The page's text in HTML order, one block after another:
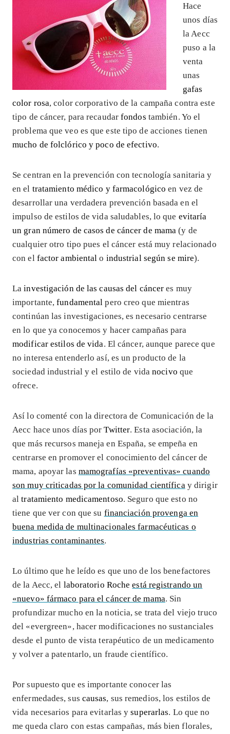
Hace
unos días
la Aecc
puso a la
venta
unas
gafas
color rosa, color corporativo de la campaña contra este
tipo de cáncer, para recaudarfondos también. Yo el
problema que veo es que este tipo de acciones tienen
mucho de folclórico y poco de efectivo.
Se centran en la prevención con tecnología sanitaria y
en el tratamiento médico y farmacológico en vez de
desarrollar una verdadera prevención basada en el
impulso de estilos de vida saludables, lo que evitaría
un gran número de casos de cáncer de mama (y de
cualquier otro tipo pues el cáncer está muy relacionado
con el factor ambiental o industrial según se mire).
Lainvestigación de las causas del cáncer es muy
importante,fundamental pero creo que mientras
continúan las investigaciones, es necesario centrarse
en lo que ya conocemos y hacer campañas para
modificar estilos de vida. El cáncer, aunque parece que
no interesa entenderlo así, es un producto de la
sociedad industrial y el estilo de vidanocivo que
ofrece.
Así lo comenté con la directora de Comunicación de la
Aecc hace unos días porTwitter. Esta asociación, la
que más recursos maneja en España, se empeña en
centrarse en promover el conocimiento del cáncer de
mama, apoyar las mamografías «preventivas» cuando
son muy criticadas por la comunidad científica y dirigir
altratamiento medicamentoso. Seguro que esto no
tiene que ver con que su financiación provenga en
buena medida de multinacionales farmacéuticas o
industrias contaminantes.
Lo último que he leído es que uno de los benefactores
de la Aecc, el laboratorio Roche está registrando un
«nuevo» fármaco para el cáncer de mama. Sin
profundizar mucho en la noticia, se trata del viejo truco
del «evergreen», hacer modificaciones no sustanciales
desde el punto de vista terapéutico de un medicamento
y volver a patentarlo, un fraude científico.
Por supuesto que es importante conocer las
enfermedades, sus causas, sus remedios, los estilos de
vida necesarios para evitarlas ysuperarlas. Lo que no
me queda claro con estas campañas, más bien florales,